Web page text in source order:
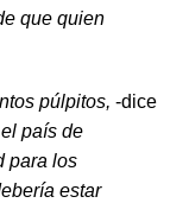
que quien
púlpitos, -dice
país de
para los
estar